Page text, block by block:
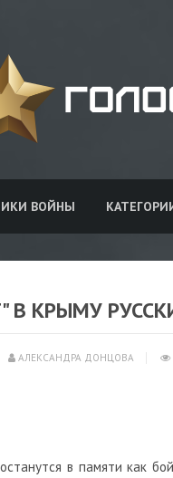
ВОЙНЫ
В КРЫМУ
АЛЕКСАНДРА ДОНЦОВА
в памяти как